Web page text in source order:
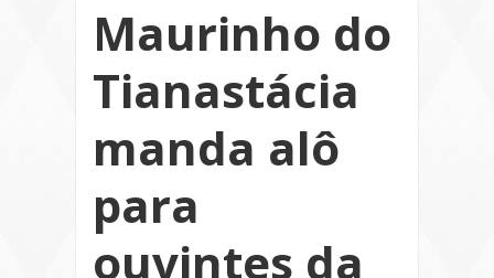
Maurinho do
Tianastácia
manda alô
para
ouvintes da